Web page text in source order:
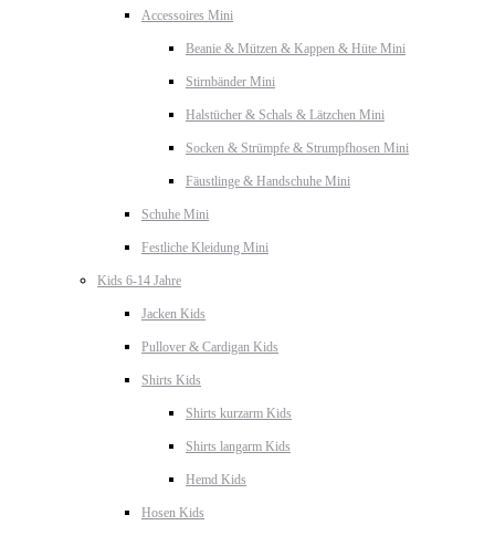
Accessoires Mini
Beanie & Mützen & Kappen & Hüte Mini
Stirnbänder Mini
Halstücher & Schals & Lätzchen Mini
Socken & Strümpfe & Strumpfhosen Mini
Fäustlinge & Handschuhe Mini
Schuhe Mini
Festliche Kleidung Mini
Kids 6-14 Jahre
Jacken Kids
Pullover & Cardigan Kids
Shirts Kids
Shirts kurzarm Kids
Shirts langarm Kids
Hemd Kids
Hosen Kids